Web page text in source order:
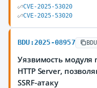
CVE-2025-53020
CVE-2025-53020
BDU:2025-08957
Уязвимость модуля
HTTP Server,
SSRF-атаку